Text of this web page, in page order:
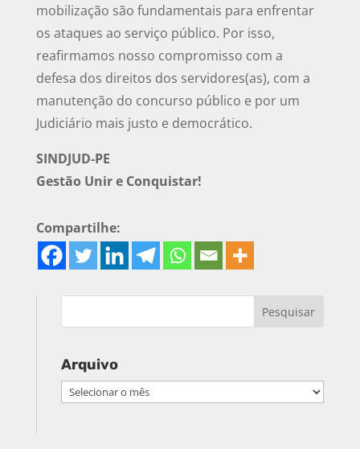
mobilização são fundamentais para enfrentar
os ataques ao serviço público. Por isso,
reafirmamos nosso compromisso com a
defesa dos direitos dos servidores(as), com a
manutenção do concurso público e por um
Judiciário mais justo e democrático.
SINDJUD-PE
Gestão Unir e Conquistar!
Compartilhe:
Arquivo
Arquivo